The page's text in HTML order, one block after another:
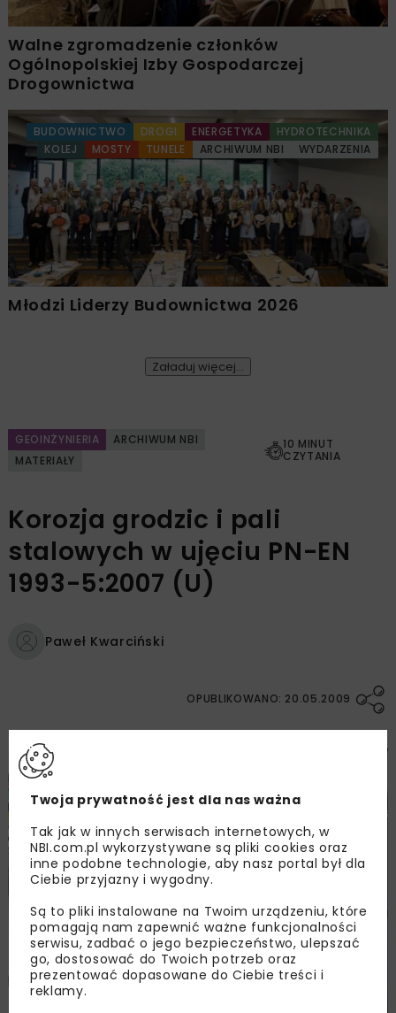
Walne zgromadzenie członków
Ogólnopolskiej Izby Gospodarczej
Drogownictwa
BUDOWNICTWO DROGI ENERGETYKA
HYDROTECHNIKA
KOLEJ
MOSTY TUNELE ARCHIWUM NBI WYDARZENIA
Młodzi Liderzy Budownictwa 2026
Załaduj więcej...
GEOINŻYNIERIA
ARCHIWUM NBI
MATERIAŁY
10 MINUT
CZYTANIA
Korozja grodzic i pali
stalowych w ujęciu PN-EN
1993-5:2007 (U)
Paweł Kwarciński
OPUBLIKOWANO: 20.05.2009
Twoja prywatność jest dla nas ważna
Tak jak w innych serwisach internetowych, w
NBI.com.pl wykorzystywane są pliki cookies oraz
inne podobne technologie, aby nasz portal był dla
Ciebie przyjazny i wygodny.
Są to pliki instalowane na Twoim urządzeniu, które
pomagają nam zapewnić ważne funkcjonalności
serwisu, zadbać o jego bezpieczeństwo, ulepszać
go, dostosować do Twoich potrzeb oraz
prezentować dopasowane do Ciebie treści i
reklamy.